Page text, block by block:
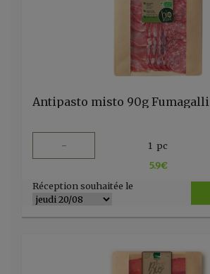
Antipasto misto 90g Fumagalli
- 1 pc
5.9€
Réception souhaitée le